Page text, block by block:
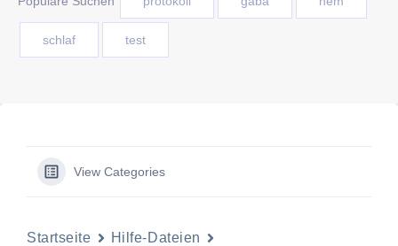
schlaf test
View Categories
Startseite
Hilfe-Dateien